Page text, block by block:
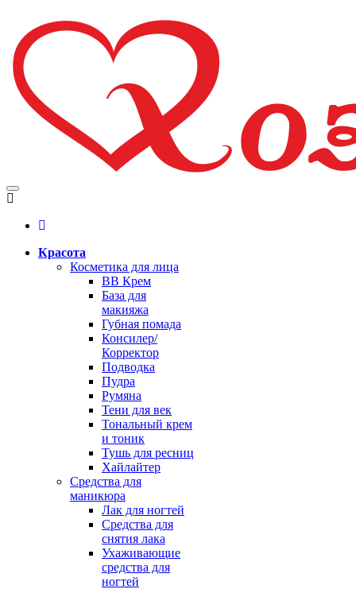
Красота
Косметика для лица
BB Крем
База для
макияжа
Губная помада
Консилер/
Корректор
Подводка
Пудра
Румяна
Тени для век
Тональный крем
и тоник
Тушь для ресниц
Хайлайтер
Средства для
маникюра
Лак для ногтей
Средства для
снятия лака
Ухаживающие
средства для
ногтей